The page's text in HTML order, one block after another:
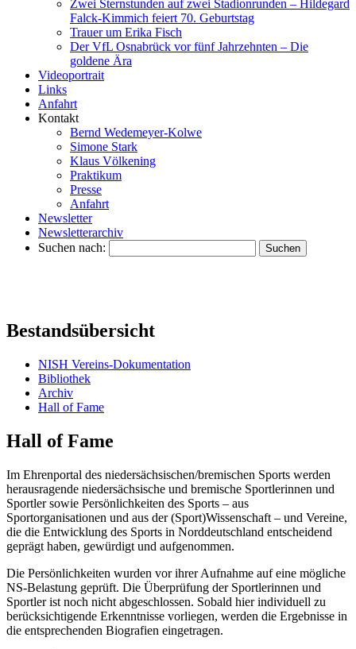
Zwei Sternstunden auf zwei Stadionrunden – Hildegard
Falck-Kimmich feiert 70. Geburtstag
Trauer um Erika Fisch
Der VfL Osnabrück vor fünf Jahrzehnten – Die
goldene Ära
Videoportrait
Links
Anfahrt
Kontakt
Bernd Wedemeyer-Kolwe
Simone Stark
Klaus Völkening
Praktikum
Presse
Anfahrt
Newsletter
Newsletterarchiv
Suchen nach:
Bestandsübersicht
NISH Vereins-Dokumentation
Bibliothek
Archiv
Hall of Fame
Hall of Fame
Im Ehrenportal des niedersächsischen/bremischen Sports werden
herausragende niedersächsische und bremische Sportlerinnen und
Sportler sowie Persönlichkeiten des Sports – aus
Sportorganisationen und aus der (Sport)Wissenschaft – und Vereine,
die die Entwicklung des Sports in Norddeutschland entscheidend
geprägt haben, gewürdigt und aufgenommen.
Die Persönlichkeiten wurden vor ihrer Aufnahme auf eine mögliche
NS-Belastung geprüft. Die Überprüfung der Sportlerinnen und
Sportler ist noch nicht abgeschlossen. Sobald hier individuell zu
berücksichtigende Erkenntnisse vorliegen, werden die Ergebnisse in
die entsprechenden Biografien eingetragen.